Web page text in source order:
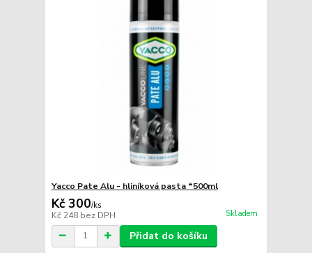
Yacco Pate Alu - hliníková pasta *500ml
Kč 300/ks
Kč 248 bez DPH Skladem
Přidat do košíku